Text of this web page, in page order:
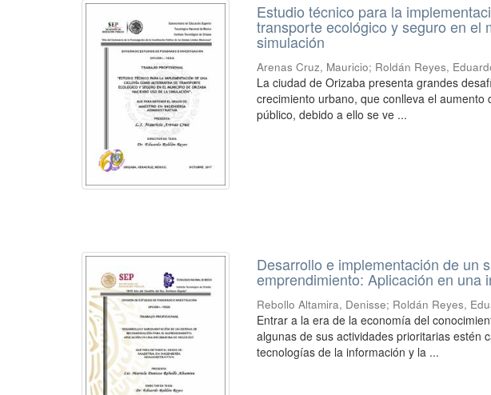
Estudio técnico para la
transporte ecológico y seguro en el
simulación
Arenas Cruz, Mauricio; Roldán Reyes,
La ciudad de Orizaba presenta grandes
crecimiento urbano, que conlleva el
público, debido a ello se ve ...
Desarrollo e implementación de un
emprendimiento: Aplicación en una
Rebollo Altamira, Denisse; Roldán Reyes,
Entrar a la era de la economía del
algunas de sus actividades prioritarias estén
tecnologías de la información y la ...